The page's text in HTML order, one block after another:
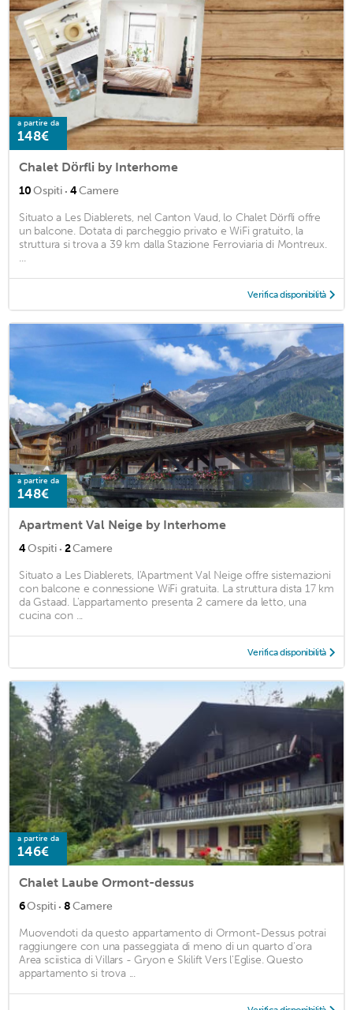
a partire da
148€
Chalet Dörfli by Interhome
10Ospiti · 4Camere
Situato a Les Diablerets, nel Canton Vaud, lo Chalet Dörfli offre
un balcone. Dotata di parcheggio privato e WiFi gratuito, la
struttura si trova a 39 km dalla Stazione Ferroviaria di Montreux.
...
Verifica disponibilità
a partire da
148€
Apartment Val Neige by Interhome
4Ospiti · 2Camere
Situato a Les Diablerets, l'Apartment Val Neige offre sistemazioni
con balcone e connessione WiFi gratuita. La struttura dista 17 km
da Gstaad. L'appartamento presenta 2 camere da letto, una
cucina con ...
Verifica disponibilità
a partire da
146€
Chalet Laube Ormont-dessus
6Ospiti · 8Camere
Muovendoti da questo appartamento di Ormont-Dessus potrai
raggiungere con una passeggiata di meno di un quarto d'ora
Area sciistica di Villars - Gryon e Skilift Vers l'Eglise. Questo
appartamento si trova ...